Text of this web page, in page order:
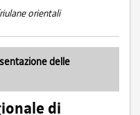
orientali
delle
di